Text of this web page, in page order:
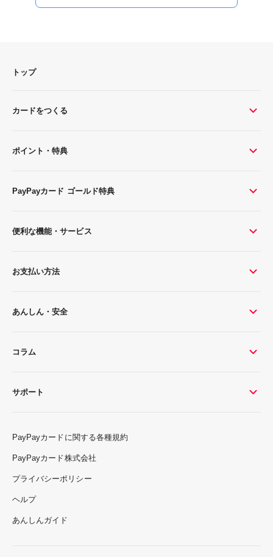
トップ
カードをつくる
ポイント・特典
PayPayカード ゴールド特典
便利な機能・サービス
お支払い方法
あんしん・安全
コラム
サポート
PayPayカードに関する各種規約
PayPayカード株式会社
プライバシーポリシー
ヘルプ
あんしんガイド